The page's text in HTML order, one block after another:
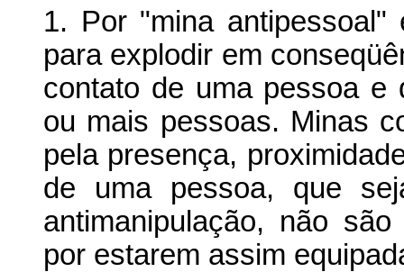
1. Por "mina antipessoal"
para explodir em
contato de uma pessoa e
ou mais pessoas. Minas
pela presença,
de uma pessoa, que
antimanipulação, não
por estarem assim